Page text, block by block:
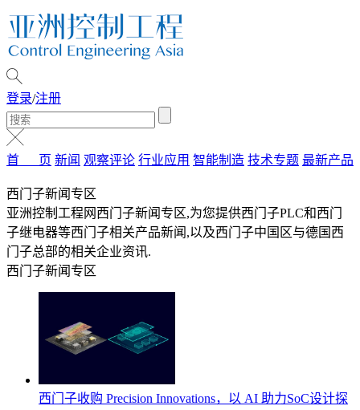
登录/注册
首 页 新闻 观察评论 行业应用 智能制造 技术专题 最新产品
西门子新闻专区
亚洲控制工程网西门子新闻专区,为您提供西门子PLC和西门
子继电器等西门子相关产品新闻,以及西门子中国区与德国西
门子总部的相关企业资讯.
西门子新闻专区
西门子收购 Precision Innovations，以 AI 助力SoC设计探